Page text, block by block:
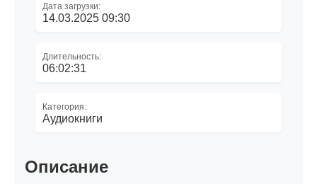
Дата загрузки:
14.03.2025 09:30
Длительность:
06:02:31
Категория:
Аудиокниги
Описание